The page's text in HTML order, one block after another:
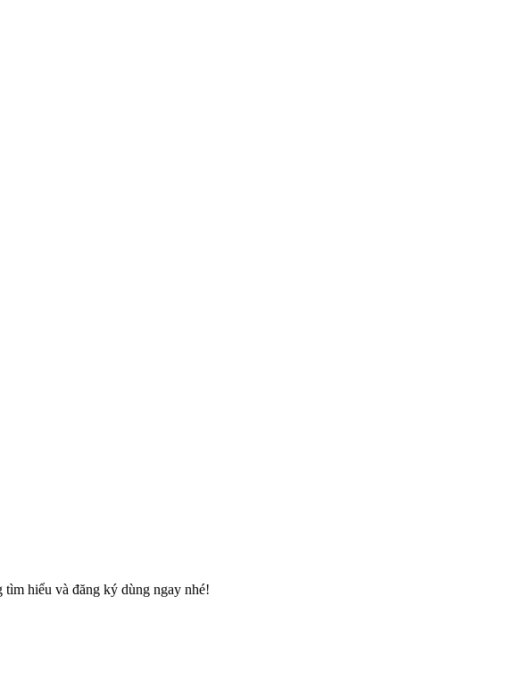
hiểu và đăng ký dùng ngay nhé!